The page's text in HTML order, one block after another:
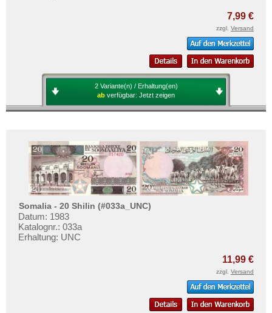
7,99 €
zzgl. Versand
2 Variante(n) / Erhaltung(en)
ab verfügbar: Jetzt zeigen
Somalia - 20 Shilin (#033a_UNC)
Datum: 1983
Katalognr.: 033a
Erhaltung: UNC
11,99 €
zzgl. Versand